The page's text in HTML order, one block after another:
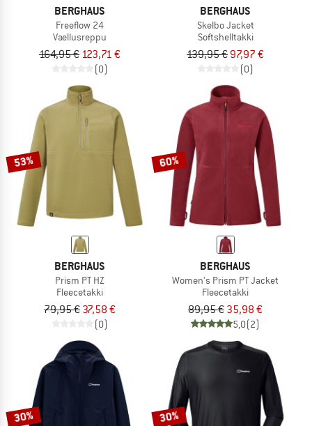
BERGHAUS
Freeflow 24
Vaellusreppu
164,95 € 123,71 €
(0)
BERGHAUS
Skelbo Jacket
Softshelltakki
139,95 € 97,97 €
(0)
53%
BERGHAUS
Prism PT HZ
Fleecetakki
79,95 € 37,58 €
(0)
60%
BERGHAUS
Women's Prism PT Jacket
Fleecetakki
89,95 € 35,98 €
5,0(2)
30% 30%